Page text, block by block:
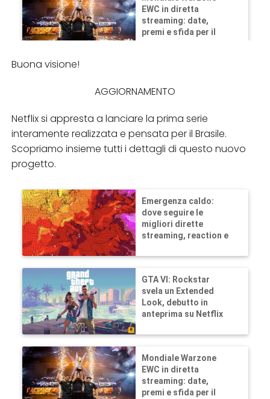
Buona visione!
AGGIORNAMENTO
Netflix si appresta a lanciare la prima serie
interamente realizzata e pensata per il Brasile.
Scopriamo insieme tutti i dettagli di questo nuovo
progetto.